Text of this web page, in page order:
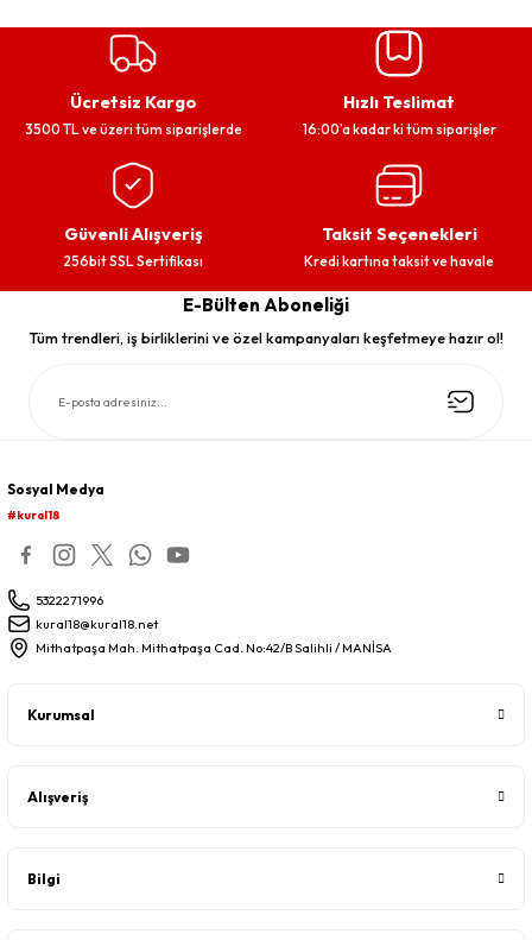
Ücretsiz Kargo
3500 TL ve üzeri tüm siparişlerde
Hızlı Teslimat
16:00’a kadar ki tüm siparişler
Güvenli Alışveriş
256bit SSL Sertifikası
Taksit Seçenekleri
Kredi kartına taksit ve havale
E-Bülten Aboneliği
Tüm trendleri, iş birliklerini ve özel kampanyaları keşfetmeye hazır ol!
Sosyal Medya
#kural18
5322271996
kural18@kural18.net
Mithatpaşa Mah. Mithatpaşa Cad. No:42/B Salihli / MANİSA
Kurumsal
Alışveriş
Bilgi